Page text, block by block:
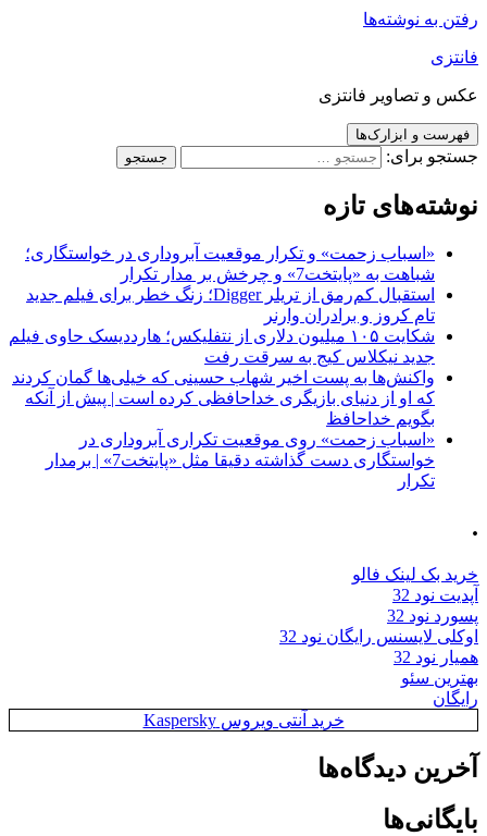
رفتن به نوشته‌ها
فانتزی
عکس و تصاویر فانتزی
فهرست و ابزارک‌ها
جستجو برای:
نوشته‌های تازه
«اسباب زحمت» و تکرار موقعیت آبروداری در خواستگاری؛
شباهت به «پایتخت7» و چرخش بر مدار تکرار
استقبال کم‌رمق از تریلر Digger؛ زنگ خطر برای فیلم جدید
تام کروز و برادران وارنر
شکایت ۱۰۵ میلیون دلاری از نتفلیکس؛ هارددیسک حاوی فیلم
جدید نیکلاس کیج به سرقت رفت
واکنش‌ها به پست اخیر شهاب حسینی که خیلی‌ها گمان کردند
که او از دنیای بازیگری خداحافظی کرده است | پیش از آنکه
بگویم خداحافظ
«اسباب زحمت» روی موقعیت تکراری آبروداری در
خواستگاری دست گذاشته دقیقا مثل «پایتخت7» | برمدار
تکرار
.
خرید بک لینک فالو
آپدیت نود 32
پسورد نود 32
اوکلی لایسنس رایگان نود 32
همیار نود 32
بهترین سئو
رایگان
خرید آنتی ویروس Kaspersky
آخرین دیدگاه‌ها
بایگانی‌ها